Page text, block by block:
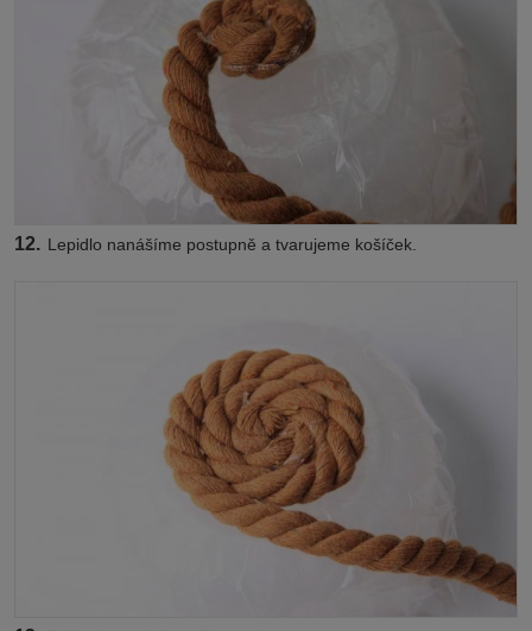
12. Lepidlo nanášíme postupně a tvarujeme košíček.